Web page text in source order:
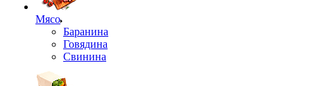
Мясо
Баранина
Говядина
Свинина